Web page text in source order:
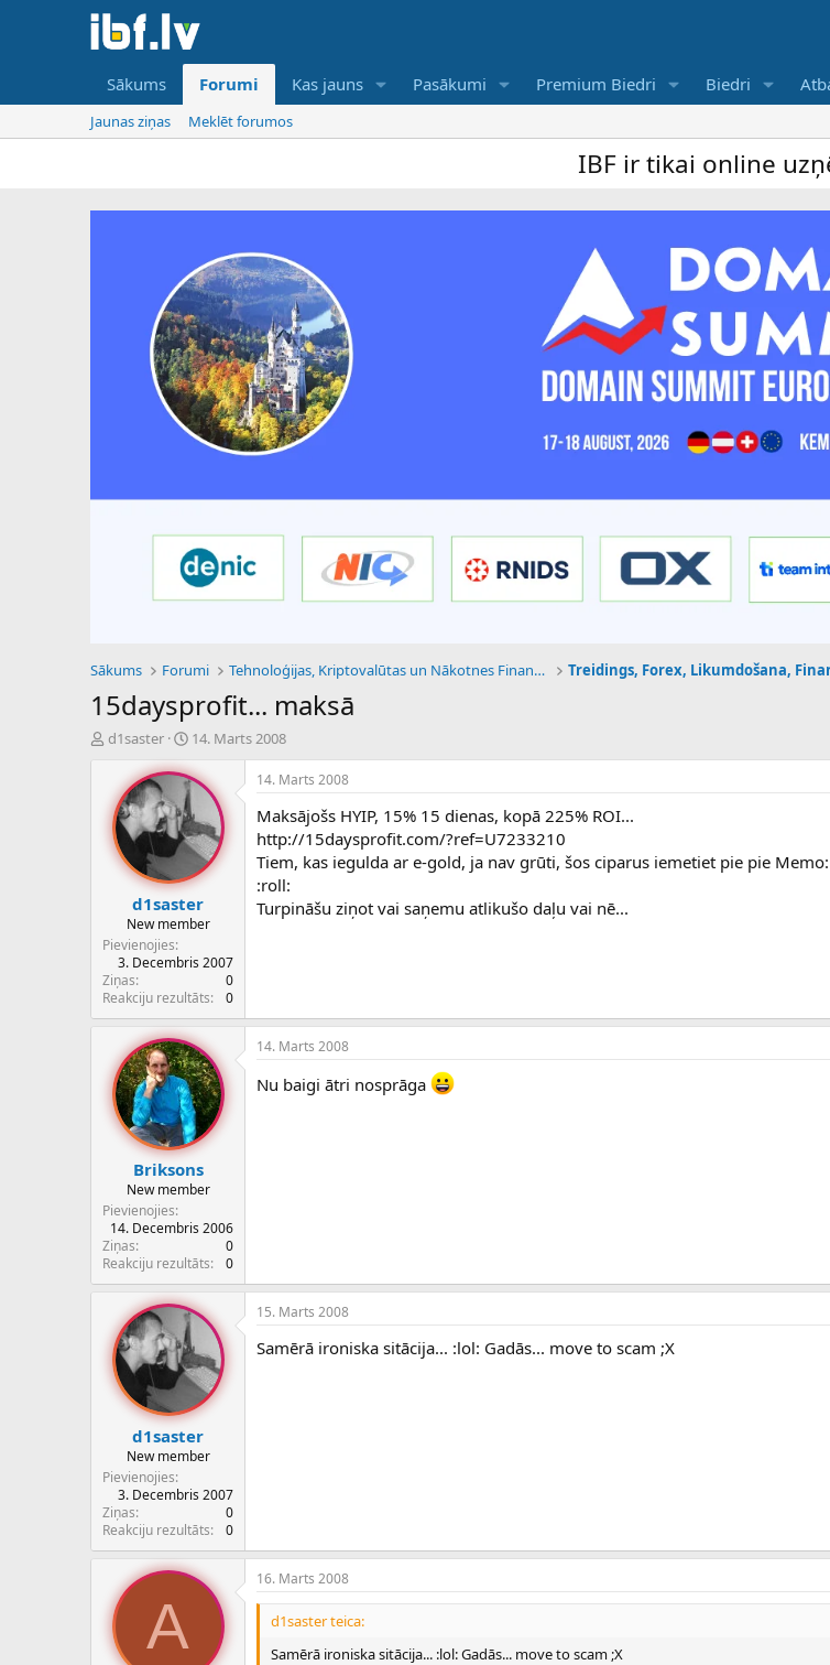
Sākums Forumi Kas jauns Pasākumi Premium Biedri Biedri
Jaunas ziņas Meklēt forumos
IBF ir tikai online
Sākums Forumi Tehnoloģijas, Kriptovalūtas un Nākotnes Finanses Treidings, Forex, Likumdošana,
15daysprofit... maksā
P
e
d
e
z
s
ā
c
ē
d1saster
S
k
m
a
d
a
u
m
s
14. Marts 2008
d1saster
New member
Pievienojies
3. Decembris 2007
Ziņas
0
Reakciju rezultāts
0
14. Marts 2008
Maksājošs HYIP, 15% 15 dienas, kopā 225% ROI...
http://15daysprofit.com/?ref=U7233210
Tiem, kas iegulda ar e-gold, ja nav grūti, šos ciparus iemetiet pie pie
:roll:
Turpināšu ziņot vai saņemu atlikušo daļu vai nē...
Briksons
New member
Pievienojies
14. Decembris 2006
Ziņas
0
Reakciju rezultāts
0
14. Marts 2008
Nu baigi ātri nosprāga
d1saster
New member
Pievienojies
3. Decembris 2007
Ziņas
0
Reakciju rezultāts
0
15. Marts 2008
Samērā ironiska sitācija... :lol: Gadās... move to scam ;X
A
16. Marts 2008
d1saster teica:
Samērā ironiska sitācija... :lol: Gadās... move to scam ;X